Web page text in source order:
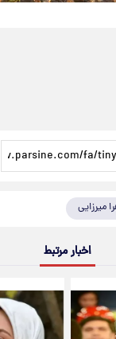
میرزایی
اخبار مرتبط